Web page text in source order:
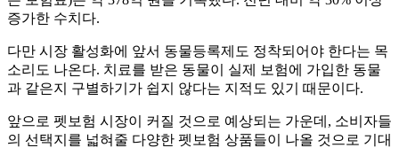
증가한 수치다.
다만 시장 활성화에 앞서 동물등록제도 정착되어야 한다는 목
소리도 나온다. 치료를 받은 동물이 실제 보험에 가입한 동물
과 같은지 구별하기가 쉽지 않다는 지적도 있기 때문이다.
앞으로 펫보험 시장이 커질 것으로 예상되는 가운데, 소비자들
의 선택지를 넓혀줄 다양한 펫보험 상품들이 나올 것으로 기대